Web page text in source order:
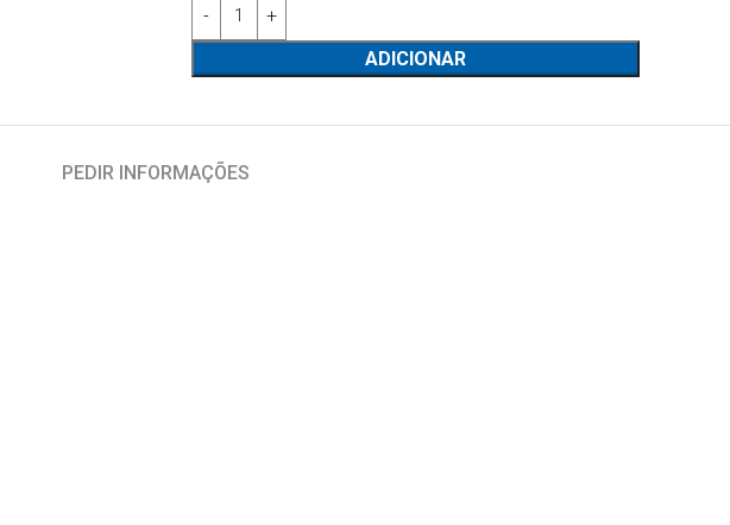
ADICIONAR
PEDIR INFORMAÇÕES